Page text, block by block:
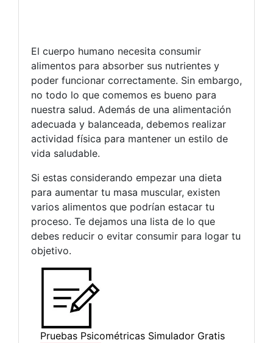
El cuerpo humano necesita consumir
alimentos para absorber sus nutrientes y
poder funcionar correctamente. Sin embargo,
no todo lo que comemos es bueno para
nuestra salud. Además de una alimentación
adecuada y balanceada, debemos realizar
actividad física para mantener un estilo de
vida saludable.
Si estas considerando empezar una dieta
para aumentar tu masa muscular, existen
varios alimentos que podrían estacar tu
proceso. Te dejamos una lista de lo que
debes reducir o evitar consumir para logar tu
objetivo.